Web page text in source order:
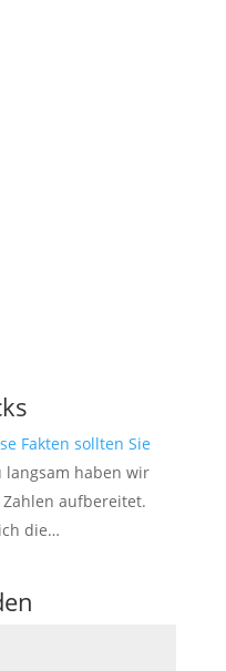
Fakten sollten Sie
haben wir
aufbereitet.
die…